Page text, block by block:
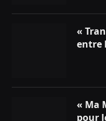
«
entre
« Ma
pour